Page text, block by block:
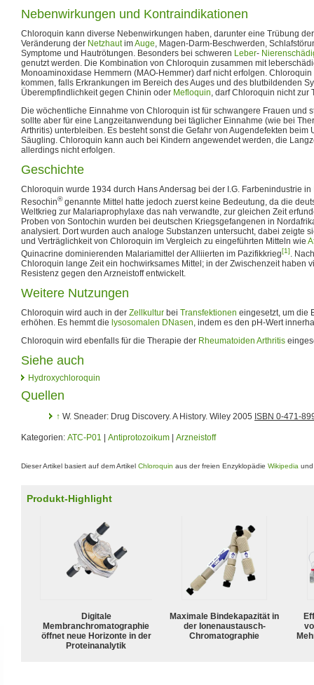
Nebenwirkungen und Kontraindikationen
Chloroquin kann diverse Nebenwirkungen haben, darunter eine Trübung
Veränderung der NetzhautimAuge, Magen-Darm-Beschwerden,
Symptome und Hautrötungen. Besonders bei schweren Leber-
genutzt werden. Die Kombination von Chloroquin zusammen mit
Monoaminoxidase Hemmern (MAO-Hemmer) darf nicht erfolgen.
kommen, falls Erkrankungen im Bereich des Auges und des blutbildenden
Überempfindlichkeit gegen Chinin oder Mefloquin, darf Chloroquin nicht zur
Die wöchentliche Einnahme von Chloroquin ist für schwangere Frauen und
sollte aber für eine Langzeitanwendung bei täglicher Einnahme (wie bei
Arthritis) unterbleiben. Es besteht sonst die Gefahr von Augendefekten beim
Säugling. Chloroquin kann auch bei Kindern angewendet werden, die
allerdings nicht erfolgen.
Geschichte
Chloroquin wurde 1934 durch Hans Andersag bei der I.G. Farbenindustrie
Resochin®genannte Mittel hatte jedoch zuerst keine Bedeutung, da die
Weltkrieg zur Malariaprophylaxe das nah verwandte, zur gleichen Zeit
Proben von Sontochin wurden bei deutschen Kriegsgefangenen in
analysiert. Dort wurden auch analoge Substanzen untersucht, dabei zeigte
und Verträglichkeit von Chloroquin im Vergleich zu eingeführten Mitteln wie
Quinacrine dominierenden Malariamittel der Alliierten im Pazifikkrieg[1].
Chloroquin lange Zeit ein hochwirksames Mittel; in der Zwischenzeit haben
Resistenz gegen den Arzneistoff entwickelt.
Weitere Nutzungen
Chloroquin wird auch in der Zellkultur bei Transfektionen eingesetzt, um die
erhöhen. Es hemmt die lysosomalen DNasen, indem es den pH-Wert
Chloroquin wird ebenfalls für die Therapie der Rheumatoiden Arthritis
Siehe auch
Hydroxychloroquin
Quellen
↑ W. Sneader: Drug Discovery. A History. Wiley 2005 ISBN 0-471-
Kategorien: ATC-P01 Antiprotozoikum Arzneistoff
Dieser Artikel basiert auf dem Artikel Chloroquin aus der freien Enzyklopädie Wikipedia
Produkt-Highlight
Digitale
Membranchromatographie
öffnet neue Horizonte in der
Proteinanalytik
Maximale Bindekapazität in
der Ionenaustausch-
Chromatographie